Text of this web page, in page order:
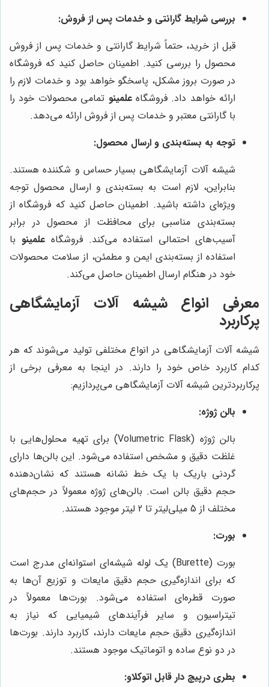
بررسی شرایط گارانتی و خدمات پس از فروش:
قبل از خرید، حتماً شرایط گارانتی و خدمات پس از فروش
محصول را بررسی کنید. اطمینان حاصل کنید که فروشگاه
در صورت بروز مشکل، پاسخگو خواهد بود و خدمات لازم را
ارائه خواهد داد. فروشگاهعلمینو تمامی محصولات خود را
با گارانتی معتبر و خدمات پس از فروش ارائه می‌دهد.
توجه به بسته‌بندی و ارسال محصول:
شیشه آلات آزمایشگاهی بسیار حساس و شکننده هستند.
بنابراین، لازم است به بسته‌بندی و ارسال محصول توجه
ویژه‌ای داشته باشید. اطمینان حاصل کنید که فروشگاه از
بسته‌بندی مناسبی برای محافظت از محصول در برابر
آسیب‌های احتمالی استفاده می‌کند. فروشگاه علمینو با
استفاده از بسته‌بندی ایمن و مطمئن، از سلامت محصولات
خود در هنگام ارسال اطمینان حاصل می‌کند.
معرفی انواع شیشه آلات آزمایشگاهی
پرکاربرد
شیشه آلات آزمایشگاهی در انواع مختلفی تولید می‌شوند که هر
کدام کاربرد خاص خود را دارند. در اینجا به معرفی برخی از
پرکاربردترین شیشه آلات آزمایشگاهی می‌پردازیم:
بالن ژوژه:
بالن ژوژه (Volumetric Flask) برای تهیه محلول‌هایی با
غلظت دقیق و مشخص استفاده می‌شود. این بالن‌ها دارای
گردنی باریک با یک خط نشانه هستند که نشان‌دهنده
حجم دقیق بالن است. بالن‌های ژوژه معمولاً در حجم‌های
مختلف از 5 میلی‌لیتر تا 2 لیتر موجود هستند.
بورت:
بورت (Burette) یک لوله شیشه‌ای استوانه‌ای مدرج است
که برای اندازه‌گیری حجم دقیق مایعات و توزیع آن‌ها به
صورت قطره‌ای استفاده می‌شود. بورت‌ها معمولاً در
تیتراسیون و سایر فرآیندهای شیمیایی که نیاز به
اندازه‌گیری دقیق حجم مایعات دارند، کاربرد دارند. بورت‌ها
در دو نوع ساده و اتوماتیک موجود هستند.
بطری درپیچ دار قابل اتوکلاو: